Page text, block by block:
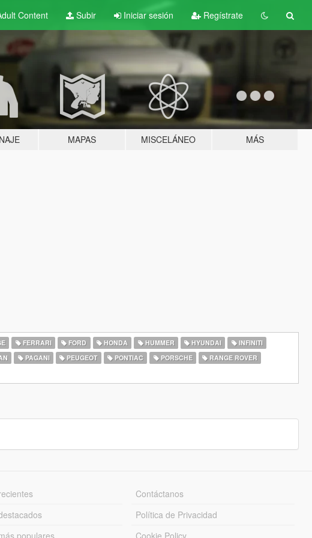
Content Subir Iniciar sesión Regístrate
MAPAS MISCELÁNEO MÁS
FERRARI FORD HONDA HUMMER HYUNDAI
INFINITI
PAGANI PEUGEOT PONTIAC PORSCHE
RANGE ROVER
populares
Contáctanos
Política de Privacidad
Cookie Policy